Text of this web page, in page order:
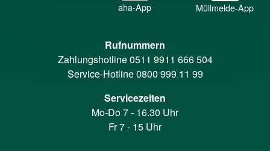
aha-App
Müllmelde-App
Rufnummern
Zahlungshotline0511 9911 666 504
Service-Hotline0800 999 11 99
Servicezeiten
Mo-Do 7 - 16.30 Uhr
Fr 7 - 15 Uhr